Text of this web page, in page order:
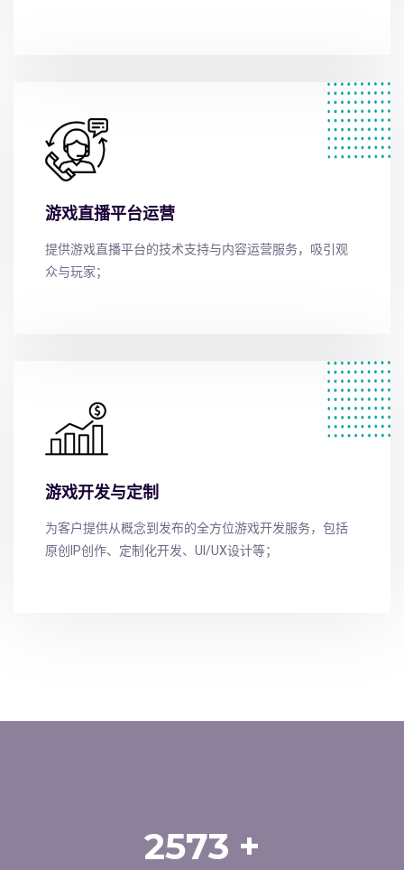
游戏直播平台运营
提供游戏直播平台的技术支持与内容运营服务，吸引观
众与玩家；
游戏开发与定制
为客户提供从概念到发布的全方位游戏开发服务，包括
原创IP创作、定制化开发、UI/UX设计等；
2573 +